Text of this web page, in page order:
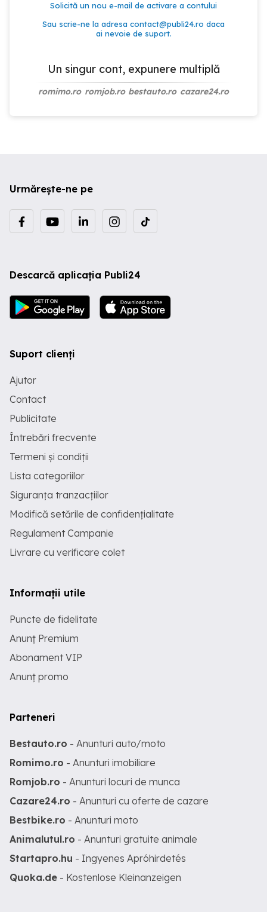
Solicită un nou e-mail de activare a contului
Sau scrie-ne la adresa contact@publi24.ro daca
ai nevoie de suport.
Un singur cont, expunere multiplă
romimo.ro romjob.ro bestauto.ro cazare24.ro
Urmărește-ne pe
Descarcă aplicația Publi24
Suport clienți
Ajutor
Contact
Publicitate
Întrebări frecvente
Termeni și condiții
Lista categoriilor
Siguranța tranzacțiilor
Modifică setările de confidențialitate
Regulament Campanie
Livrare cu verificare colet
Informații utile
Puncte de fidelitate
Anunț Premium
Abonament VIP
Anunț promo
Parteneri
Bestauto.ro - Anunturi auto/moto
Romimo.ro - Anunturi imobiliare
Romjob.ro - Anunturi locuri de munca
Cazare24.ro - Anunturi cu oferte de cazare
Bestbike.ro - Anunturi moto
Animalutul.ro - Anunturi gratuite animale
Startapro.hu - Ingyenes Apróhirdetés
Quoka.de - Kostenlose Kleinanzeigen